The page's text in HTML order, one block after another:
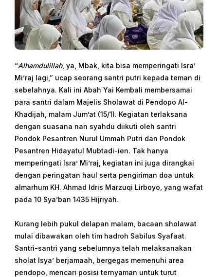
“Alhamdulillah, ya, Mbak, kita bisa memperingati Isra’
Mi’raj lagi,” ucap seorang santri putri kepada teman di
sebelahnya. Kali ini Abah Yai Kembali membersamai
para santri dalam Majelis Sholawat di Pendopo Al-
Khadijah, malam Jum’at (15/1). Kegiatan terlaksana
dengan suasana nan syahdu diikuti oleh santri
Pondok Pesantren Nurul Ummah Putri dan Pondok
Pesantren Hidayatul Mubtadi-ien. Tak hanya
memperingati Isra’ Mi’raj, kegiatan ini juga dirangkai
dengan peringatan haul serta pengiriman doa untuk
almarhum KH. Ahmad Idris Marzuqi Lirboyo, yang wafat
pada 10 Sya’ban 1435 Hijriyah.
Kurang lebih pukul delapan malam, bacaan sholawat
mulai dibawakan oleh tim hadroh Sabilus Syafaat.
Santri-santri yang sebelumnya telah melaksanakan
sholat Isya’ berjamaah, bergegas memenuhi area
pendopo, mencari posisi ternyaman untuk turut